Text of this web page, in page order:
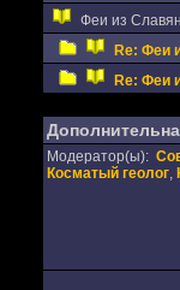
Феи из
Re: Феи
Re: Феи
Модератор(ы):
Косматый геолог,